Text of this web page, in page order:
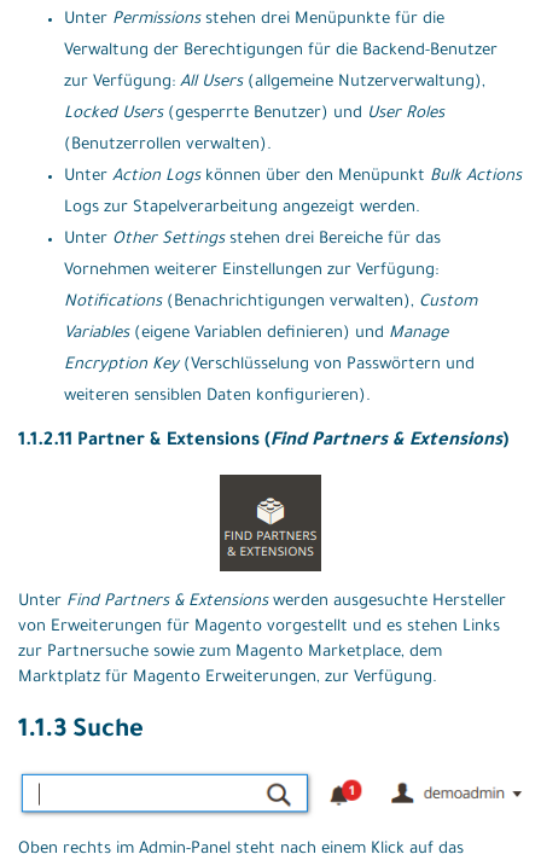
Unter Permissionsstehen drei Menüpunkte für die
Verwaltung der Berechtigungen für die Backend-Benutzer
zur Verfügung: All Users(allgemeine Nutzerverwaltung),
Locked Users(gesperrte Benutzer) und User Roles
(Benutzerrollen verwalten).
Unter Action Logskönnen über den Menüpunkt Bulk Actions
Logs zur Stapelverarbeitung angezeigt werden.
Unter Other Settingsstehen drei Bereiche für das
Vornehmen weiterer Einstellungen zur Verfügung:
Notifications(Benachrichtigungen verwalten), Custom
Variables(eigene Variablen definieren) und Manage
Encryption Key(Verschlüsselung von Passwörtern und
weiteren sensiblen Daten konfigurieren).
1.1.2.11 Partner & Extensions (Find Partners & Extensions)
Unter Find Partners & Extensionswerden ausgesuchte Hersteller
von Erweiterungen für Magento vorgestellt und es stehen Links
zur Partnersuche sowie zum Magento Marketplace, dem
Marktplatz für Magento Erweiterungen, zur Verfügung.
1.1.3 Suche
Oben rechts im Admin-Panel steht nach einem Klick auf das